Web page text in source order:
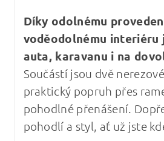
Díky odolnému
voděodolnému interiéru
auta, karavanu i na
Součástí jsou dvě
praktický popruh přes
pohodlné přenášení.
pohodlí a styl, ať už jste